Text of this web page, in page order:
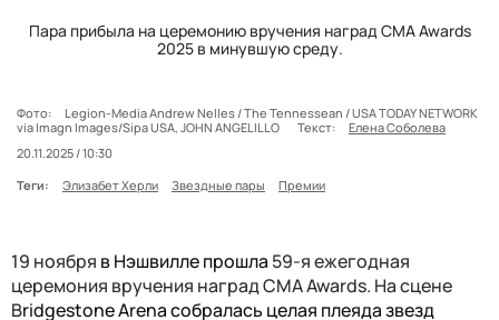
Пара прибыла на церемонию вручения наград CMA Awards
2025 в минувшую среду.
Фото:
Legion-Media Andrew Nelles / The Tennessean / USA TODAY NETWORK
via Imagn Images/Sipa USA, JOHN ANGELILLO
Текст:
Елена Соболева
20.11.2025 / 10:30
Теги:
Элизабет Херли Звездные пары Премии
19 ноября в Нэшвилле прошла 59-я ежегодная
церемония вручения наград CMA Awards. На сцене
Bridgestone Arena собралась целая плеяда звезд